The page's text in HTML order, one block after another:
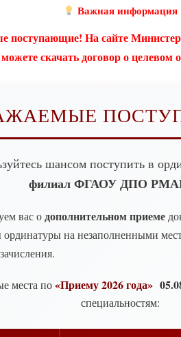
Важная информация
поступающие! На сайте
скачать договор о целевом
шансом поступить в
филиал ФГАОУ ДПО
вас одополнительном приеме
на незаполненными
места по«Приему 2026 года»
специальностям: